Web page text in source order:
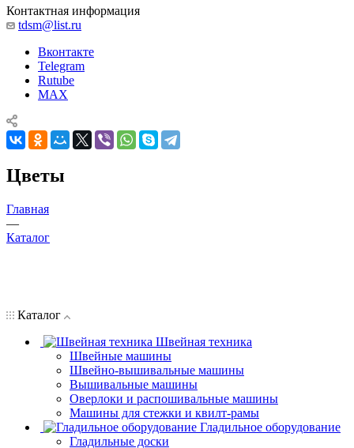
Контактная информация
tdsm@list.ru
Вконтакте
Telegram
Rutube
MAX
Цветы
Главная
—
Каталог
Каталог
Швейная техника
Швейные машины
Швейно-вышивальные машины
Вышивальные машины
Оверлоки и распошивальные машины
Машины для стежки и квилт-рамы
Гладильное оборудование
Гладильные доски